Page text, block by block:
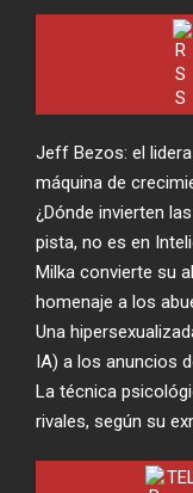
Jeff Bezos: el
máquina de
¿Dónde invierten
pista, no es en
Milka convierte su
homenaje a los
Una
IA) a los anuncios
La técnica
rivales, según su